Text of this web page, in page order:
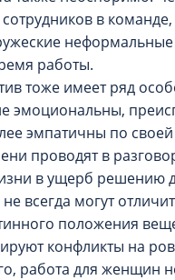
в
неформальные
работы.
тоже имеет ряд
эмоциональны,
эмпатичны по
проводят в
в ущерб решению
всегда могут
положения
конфликты на
работа для женщин